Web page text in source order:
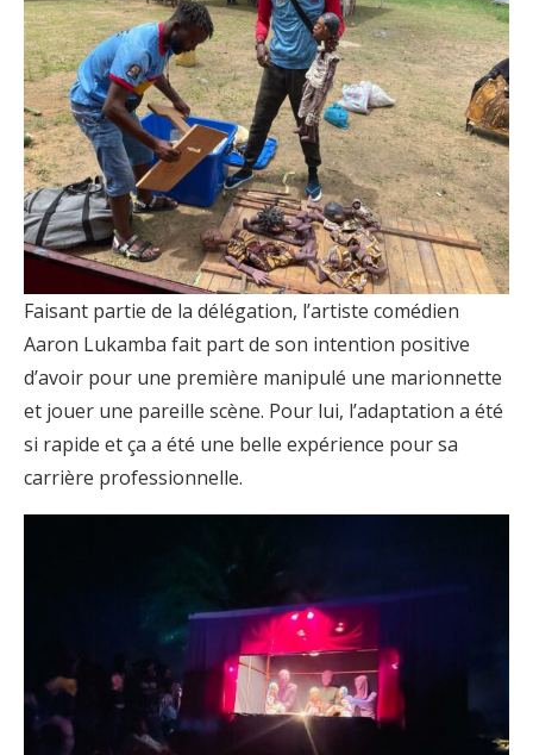
Faisant partie de la délégation, l’artiste comédien
Aaron Lukamba fait part de son intention positive
d’avoir pour une première manipulé une marionnette
et jouer une pareille scène. Pour lui, l’adaptation a été
si rapide et ça a été une belle expérience pour sa
carrière professionnelle.